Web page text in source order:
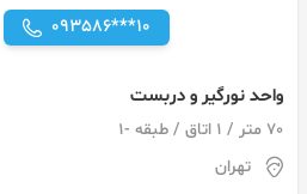
093586***10
واحد نورگیر و دربست
70 متر / 1 اتاق / طبقه -1
تهران